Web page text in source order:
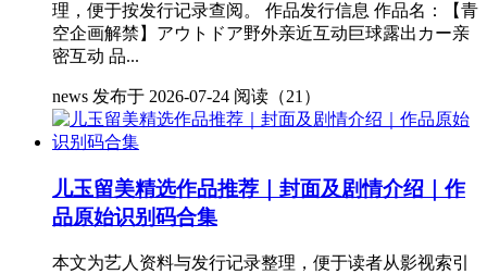
理，便于按发行记录查阅。 作品发行信息 作品名：【青
空企画解禁】アウトドア野外亲近互动巨球露出カー亲
密互动 品...
news 发布于 2026-07-24 阅读（21）
儿玉留美精选作品推荐｜封面及剧情介绍｜作
品原始识别码合集
本文为艺人资料与发行记录整理，便于读者从影视索引